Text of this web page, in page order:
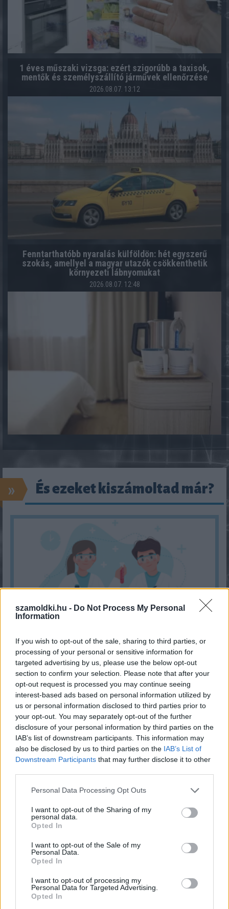
szamoldki.hu - Do Not Process My Personal
Information
If you wish to opt-out of the sale, sharing to third parties, or
processing of your personal or sensitive information for
targeted advertising by us, please use the below opt-out
section to confirm your selection. Please note that after your
opt-out request is processed you may continue seeing
interest-based ads based on personal information utilized by
us or personal information disclosed to third parties prior to
your opt-out. You may separately opt-out of the further
disclosure of your personal information by third parties on the
IAB’s list of downstream participants. This information may
also be disclosed by us to third parties on the IAB’s List of
Downstream Participants that may further disclose it to other
Please note that this website/app uses one or more Google
not limited to your visit or usage behaviour. You may click to
grant or deny consent to Google and its third-party tags to
use your data for below specified purposes in below Google
consent section.
Personal Data Processing Opt Outs
I want to opt-out of the Sharing of my
personal data.
Opted In
I want to opt-out of the Sale of my
Personal Data.
Opted In
I want to opt-out of processing my
Personal Data for Targeted Advertising.
Opted In
1 éves műszaki vizsga: ezért szigorúbb a taxisok,
mentők és személyszállító járművek ellenőrzése
2026.08.07. 13:12
Fenntarthatóbb nyaralás külföldön: hét egyszerű
szokás, amellyel a magyar utazók csökkenthetik
környezeti lábnyomukat
2026.08.07. 12:48
» És ezeket kiszámoltad már?
Hányasra tudnál felelni a 7. osztályos kémia tantárgyból?
KISZÁMOLOM!
Hol kellene élned, hogy boldog légy?